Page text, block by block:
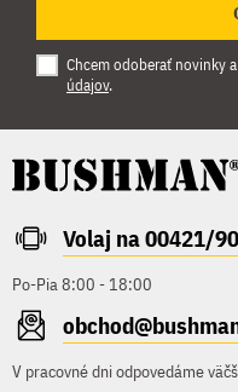
Chcem odoberať novinky
údajov.
Volaj na 00421/
Po-Pia 8:00 - 18:00
V pracovné dni odpovedáme